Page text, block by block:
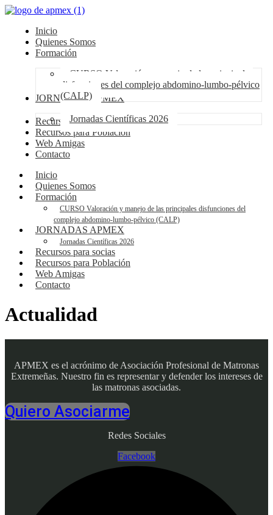
Inicio
Quienes Somos
Formación
CURSO Valoración y manejo de las principales
disfunciones del complejo abdomino-lumbo-pélvico
(CALP)
JORNADAS APMEX
Jornadas Científicas 2026
Recursos para socias
Recursos para Población
Web Amigas
Contacto
Inicio
Quienes Somos
Formación
CURSO Valoración y manejo de las principales disfunciones del
complejo abdomino-lumbo-pélvico (CALP)
JORNADAS APMEX
Jornadas Científicas 2026
Recursos para socias
Recursos para Población
Web Amigas
Contacto
Actualidad
APMEX es el acrónimo de Asociación Profesional de Matronas
Extremeñas. Nuestro fin es representar y defender los intereses de
las matronas asociadas.
Quiero Asociarme
Redes Sociales
Facebook